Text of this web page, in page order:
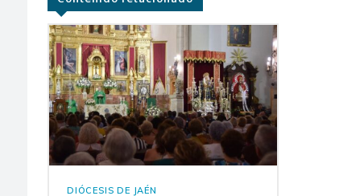
DIÓCESIS DE JAÉN